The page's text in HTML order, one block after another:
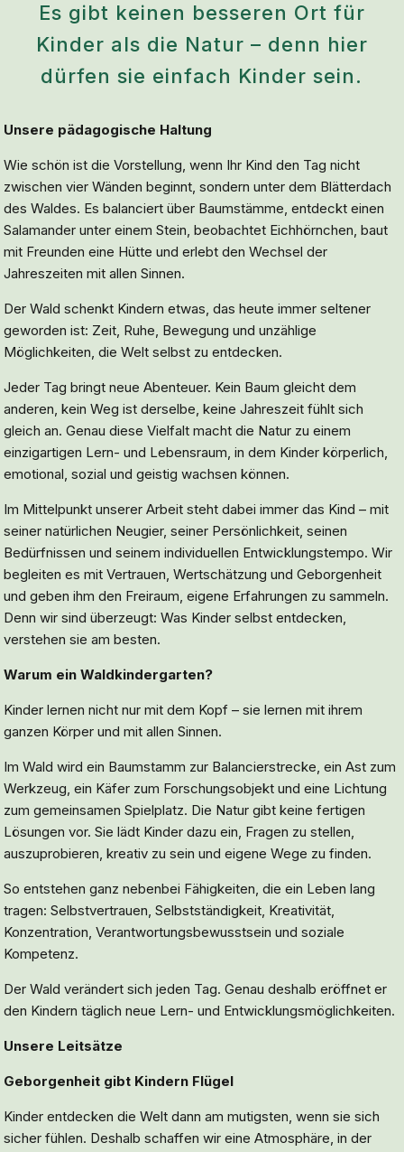
Es gibt keinen besseren Ort für
Kinder als die Natur – denn hier
dürfen sie einfach Kinder sein.
Unsere pädagogische Haltung
Wie schön ist die Vorstellung, wenn Ihr Kind den Tag nicht
zwischen vier Wänden beginnt, sondern unter dem Blätterdach
des Waldes. Es balanciert über Baumstämme, entdeckt einen
Salamander unter einem Stein, beobachtet Eichhörnchen, baut
mit Freunden eine Hütte und erlebt den Wechsel der
Jahreszeiten mit allen Sinnen.
Der Wald schenkt Kindern etwas, das heute immer seltener
geworden ist: Zeit, Ruhe, Bewegung und unzählige
Möglichkeiten, die Welt selbst zu entdecken.
Jeder Tag bringt neue Abenteuer. Kein Baum gleicht dem
anderen, kein Weg ist derselbe, keine Jahreszeit fühlt sich
gleich an. Genau diese Vielfalt macht die Natur zu einem
einzigartigen Lern- und Lebensraum, in dem Kinder körperlich,
emotional, sozial und geistig wachsen können.
Im Mittelpunkt unserer Arbeit steht dabei immer das Kind – mit
seiner natürlichen Neugier, seiner Persönlichkeit, seinen
Bedürfnissen und seinem individuellen Entwicklungstempo. Wir
begleiten es mit Vertrauen, Wertschätzung und Geborgenheit
und geben ihm den Freiraum, eigene Erfahrungen zu sammeln.
Denn wir sind überzeugt: Was Kinder selbst entdecken,
verstehen sie am besten.
Warum ein Waldkindergarten?
Kinder lernen nicht nur mit dem Kopf – sie lernen mit ihrem
ganzen Körper und mit allen Sinnen.
Im Wald wird ein Baumstamm zur Balancierstrecke, ein Ast zum
Werkzeug, ein Käfer zum Forschungsobjekt und eine Lichtung
zum gemeinsamen Spielplatz. Die Natur gibt keine fertigen
Lösungen vor. Sie lädt Kinder dazu ein, Fragen zu stellen,
auszuprobieren, kreativ zu sein und eigene Wege zu finden.
So entstehen ganz nebenbei Fähigkeiten, die ein Leben lang
tragen: Selbstvertrauen, Selbstständigkeit, Kreativität,
Konzentration, Verantwortungsbewusstsein und soziale
Kompetenz.
Der Wald verändert sich jeden Tag. Genau deshalb eröffnet er
den Kindern täglich neue Lern- und Entwicklungsmöglichkeiten.
Unsere Leitsätze
Geborgenheit gibt Kindern Flügel
Kinder entdecken die Welt dann am mutigsten, wenn sie sich
sicher fühlen. Deshalb schaffen wir eine Atmosphäre, in der